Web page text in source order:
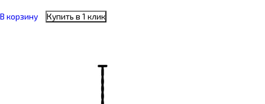
В корзину Купить в 1 клик